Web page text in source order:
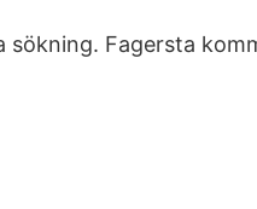
sökning. Fagersta